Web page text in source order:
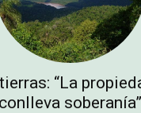
“La
conlleva soberanía”